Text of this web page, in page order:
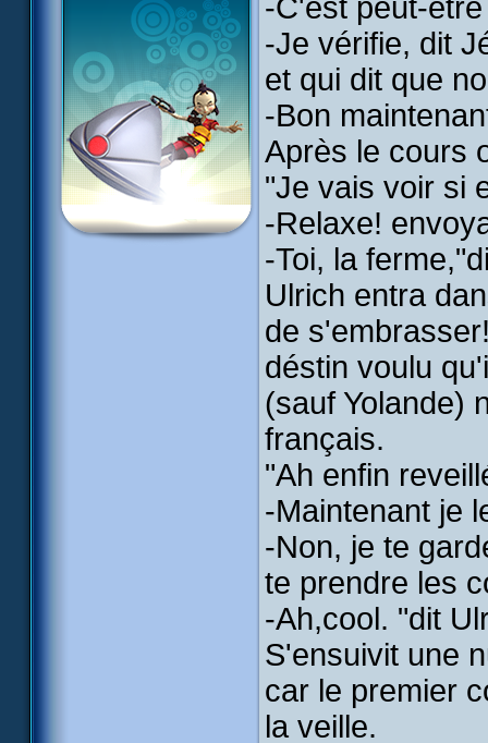
-C'est peut-
-Je vérifie, dit
et qui dit que
-Bon
Après le cours
"Je vais voir si
-Relaxe!
-Toi, la
Ulrich entra
de
déstin voulu
(sauf Yolande)
français.
"Ah enfin
-Maintenant je
-Non, je te
te prendre les
-Ah,cool. "dit
S'ensuivit une
car le premier
la veille.